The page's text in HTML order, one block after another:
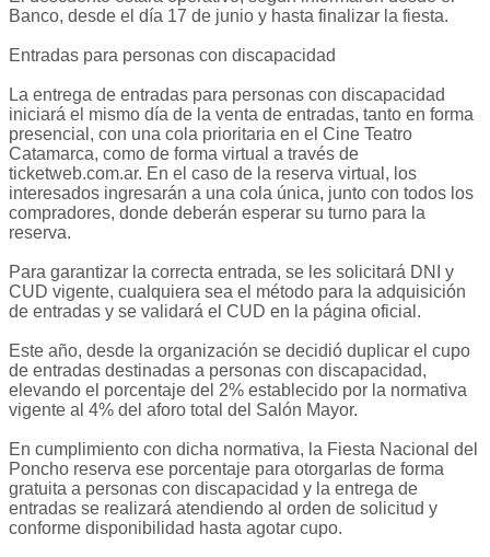
Banco, desde el día 17 de junio y hasta finalizar la fiesta.
Entradas para personas con discapacidad
La entrega de entradas para personas con discapacidad
iniciará el mismo día de la venta de entradas, tanto en forma
presencial, con una cola prioritaria en el Cine Teatro
Catamarca, como de forma virtual a través de
ticketweb.com.ar. En el caso de la reserva virtual, los
interesados ingresarán a una cola única, junto con todos los
compradores, donde deberán esperar su turno para la
reserva.
Para garantizar la correcta entrada, se les solicitará DNI y
CUD vigente, cualquiera sea el método para la adquisición
de entradas y se validará el CUD en la página oficial.
Este año, desde la organización se decidió duplicar el cupo
de entradas destinadas a personas con discapacidad,
elevando el porcentaje del 2% establecido por la normativa
vigente al 4% del aforo total del Salón Mayor.
En cumplimiento con dicha normativa, la Fiesta Nacional del
Poncho reserva ese porcentaje para otorgarlas de forma
gratuita a personas con discapacidad y la entrega de
entradas se realizará atendiendo al orden de solicitud y
conforme disponibilidad hasta agotar cupo.